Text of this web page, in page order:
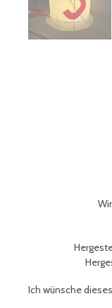
Ich wünsche